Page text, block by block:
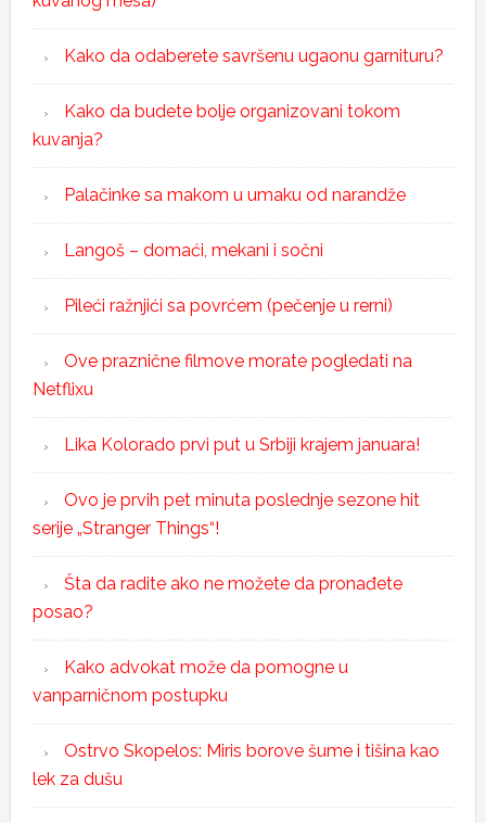
Kako da odaberete savršenu ugaonu garnituru?
Kako da budete bolje organizovani tokom
kuvanja?
Palačinke sa makom u umaku od narandže
Langoš – domaći, mekani i sočni
Pileći ražnjići sa povrćem (pečenje u rerni)
Ove praznične filmove morate pogledati na
Netflixu
Lika Kolorado prvi put u Srbiji krajem januara!
Ovo je prvih pet minuta poslednje sezone hit
serije „Stranger Things“!
Šta da radite ako ne možete da pronađete
posao?
Kako advokat može da pomogne u
vanparničnom postupku
Ostrvo Skopelos: Miris borove šume i tišina kao
lek za dušu